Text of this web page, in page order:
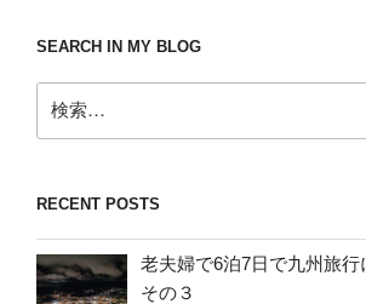
SEARCH IN MY BLOG
索:
RECENT POSTS
老夫婦で6泊7日で九州旅行
その３